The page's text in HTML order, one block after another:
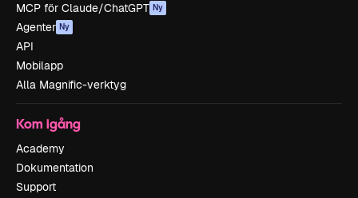
MCP för Claude/ChatGPT Ny
Agenter Ny
API
Mobilapp
Alla Magnific-verktyg
Kom igång
Academy
Dokumentation
Support